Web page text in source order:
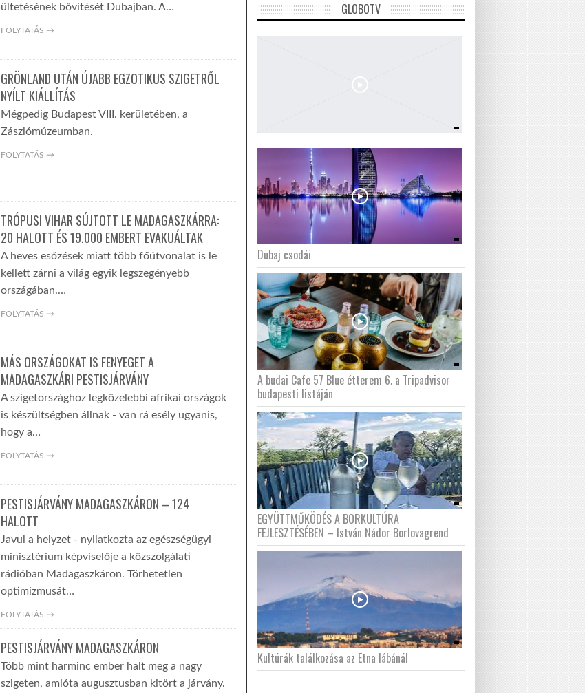
ültetésének bővítését Dubajban. A…
FOLYTATÁS →
GRÖNLAND UTÁN ÚJABB EGZOTIKUS SZIGETRŐL
NYÍLT KIÁLLÍTÁS
Mégpedig Budapest VIII. kerületében, a
Zászlómúzeumban.
FOLYTATÁS →
TRÓPUSI VIHAR SÚJTOTT LE MADAGASZKÁRRA:
20 HALOTT ÉS 19.000 EMBERT EVAKUÁLTAK
A heves esőzések miatt több főútvonalat is le
kellett zárni a világ egyik legszegényebb
országában.…
FOLYTATÁS →
MÁS ORSZÁGOKAT IS FENYEGET A
MADAGASZKÁRI PESTISJÁRVÁNY
A szigetországhoz legközelebbi afrikai országok
is készültségben állnak - van rá esély ugyanis,
hogy a…
FOLYTATÁS →
PESTISJÁRVÁNY MADAGASZKÁRON – 124
HALOTT
Javul a helyzet - nyilatkozta az egészségügyi
minisztérium képviselője a közszolgálati
rádióban Madagaszkáron. Törhetetlen
optimizmusát…
FOLYTATÁS →
PESTISJÁRVÁNY MADAGASZKÁRON
Több mint harminc ember halt meg a nagy
szigeten, amióta augusztusban kitört a járvány.
GLOBOTV
Dubaj csodái
A budai Cafe 57 Blue étterem 6. a Tripadvisor
budapesti listáján
EGYÜTTMŰKÖDÉS A BORKULTÚRA
FEJLESZTÉSÉBEN – István Nádor Borlovagrend
Kultúrák találkozása az Etna lábánál